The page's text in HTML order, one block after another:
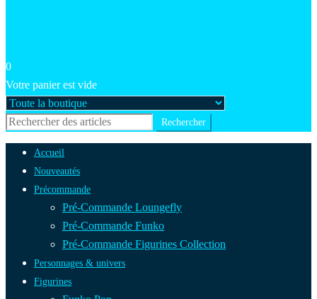
0
Votre panier est vide
Accueil
Nouveautés
Précommande
Pré-Commande Loungefly
Pré-Commande Funko
Pré-Commande Figurines Collection
Personnages & univers
Figurines